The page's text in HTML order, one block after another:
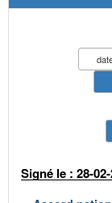
Signé le : 28-